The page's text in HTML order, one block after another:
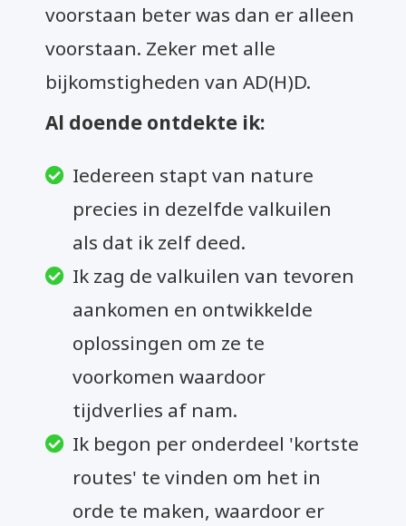
voorstaan beter was dan er alleen
voorstaan. Zeker met alle
bijkomstigheden van AD(H)D.
Al doende ontdekte ik:
Iedereen stapt van nature
precies in dezelfde valkuilen
als dat ik zelf deed.
Ik zag de valkuilen van tevoren
aankomen en ontwikkelde
oplossingen om ze te
voorkomen waardoor
tijdverlies af nam.
Ik begon per onderdeel 'kortste
routes' te vinden om het in
orde te maken, waardoor er